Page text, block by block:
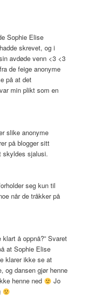
Sophie Elise
skrevet, og i
avdøde venn <3 <3
de feige anonyme
på at det
min plikt som en
slike anonyme
på blogger sitt
skyldes sjalusi.
seg kun til
når de tråkker på
å oppnå?” Svaret
at Sophie Elise
klarer ikke se at
og dansen gjør henne
henne ned
Jo